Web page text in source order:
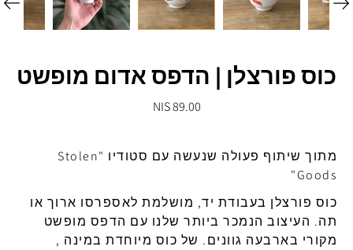
כוס פורצלן | הדפס אדום מופשט
89.00 NIS
מתוך שיתוף פעולה שנעשה עם סטודיו "Stolen
Goods"
כוס פורצלן בעבודת יד, מושלמת לאספרסו ארוך או
תה. העיצוב הנמכר ביותר שלנו עם הדפס מופשט
מקורי בארבעה גוונים. של כוס מיוחדת במינה ,